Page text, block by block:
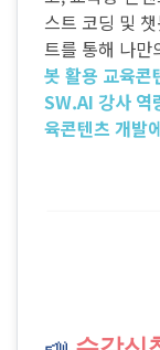
스트 코딩 및
트를 통해 나만
봇 활용 교육콘
SW.AI 강사 역
육콘텐츠 개발